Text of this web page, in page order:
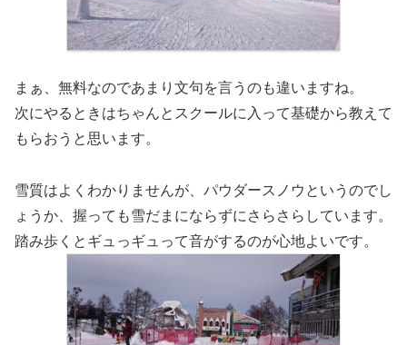
まぁ、無料なのであまり文句を言うのも違いますね。
次にやるときはちゃんとスクールに入って基礎から教えて
もらおうと思います。
雪質はよくわかりませんが、パウダースノウというのでし
ょうか、握っても雪だまにならずにさらさらしています。
踏み歩くとギュっギュって音がするのが心地よいです。